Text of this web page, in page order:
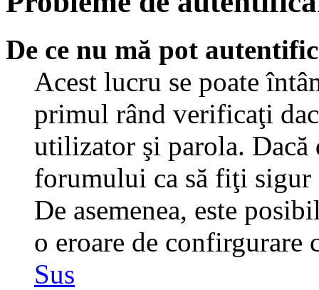
De ce nu mă pot
Acest lucru se poate
primul rând verificaţi
utilizator şi parola. Dacă
forumului ca să fiţi
De asemenea, este
o eroare de confirgurare
Sus